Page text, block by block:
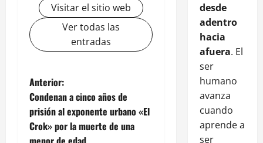
Visitar el sitio web
Ver todas las
entradas
Anterior:
Condenan a cinco años de
prisión al exponente urbano «El
Crok» por la muerte de una
desde
adentro
hacia
afuera. El
ser
humano
avanza
cuando
aprende a
ser